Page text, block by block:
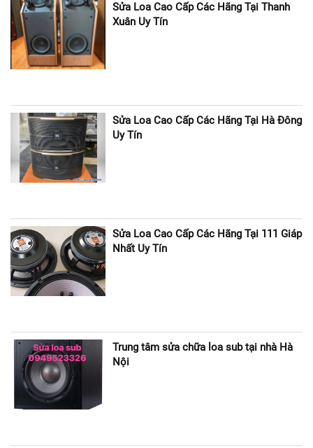
Sửa Loa Cao Cấp Các Hãng Tại Thanh
Xuân Uy Tín
Sửa Loa Cao Cấp Các Hãng Tại Hà Đông
Uy Tín
Sửa Loa Cao Cấp Các Hãng Tại 111 Giáp
Nhất Uy Tín
Trung tâm sửa chữa loa sub tại nhà Hà
Nội